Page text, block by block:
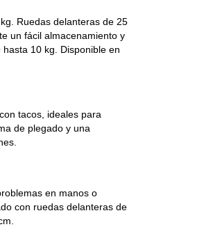
Ruedas delanteras de 25
un fácil almacenamiento y
10 kg. Disponible en
tacos, ideales para
de plegado y una
en manos o
con ruedas delanteras de